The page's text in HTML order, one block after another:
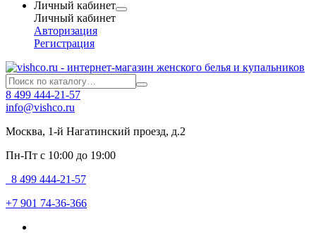
Личный кабинет
Личный кабинет
Авторизация
Регистрация
8 499 444-21-57
info@vishco.ru
Москва, 1-й Нагатинский проезд, д.2
Пн-Пт с 10:00 до 19:00
8 499 444-21-57
+7 901 74-36-366